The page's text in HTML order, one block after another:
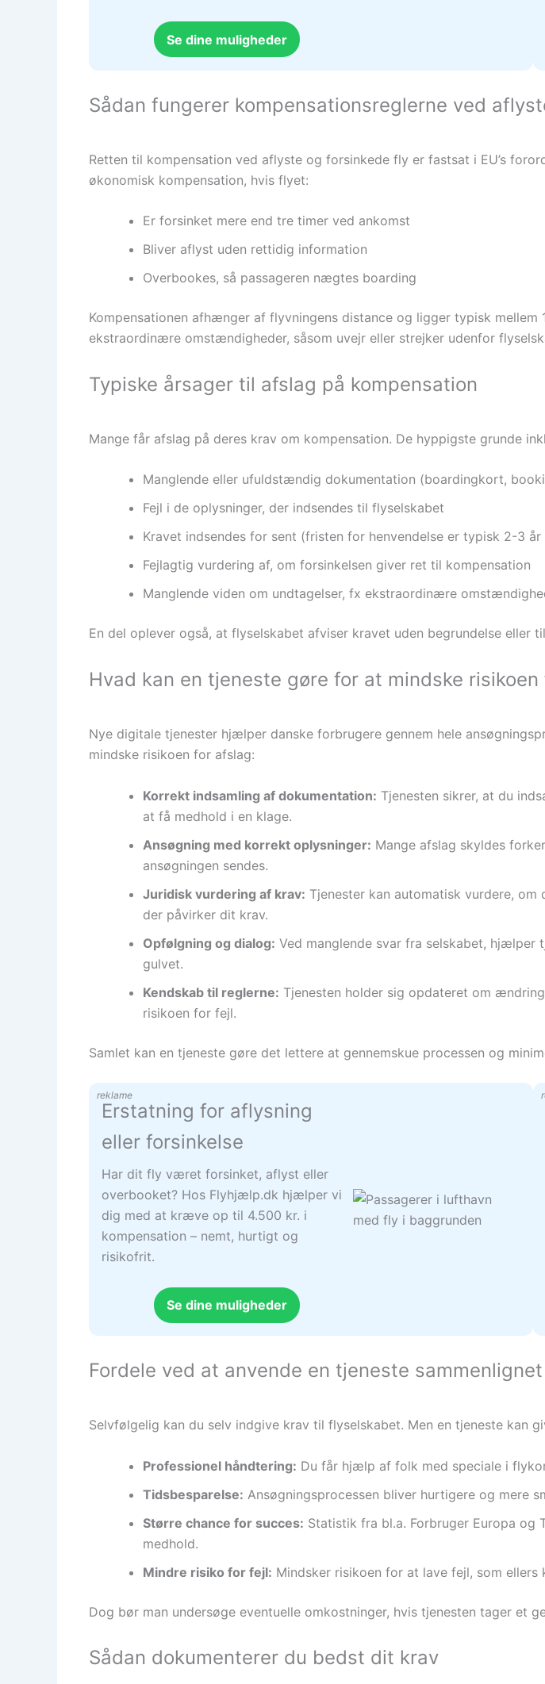
Se dine muligheder
Sådan fungerer kompensationsreglerne ved
Retten til kompensation ved aflyste og forsinkede fly er fastsat i EU’s
økonomisk kompensation, hvis flyet:
Er forsinket mere end tre timer ved ankomst
Bliver aflyst uden rettidig information
Overbookes, så passageren nægtes boarding
Kompensationen afhænger af flyvningens distance og ligger typisk
ekstraordinære omstændigheder, såsom uvejr eller strejker udenfor
Typiske årsager til afslag på kompensation
Mange får afslag på deres krav om kompensation. De hyppigste grunde
Manglende eller ufuldstændig dokumentation (boardingkort,
Fejl i de oplysninger, der indsendes til flyselskabet
Kravet indsendes for sent (fristen for henvendelse er typisk 2-3
Fejlagtig vurdering af, om forsinkelsen giver ret til kompensation
Manglende viden om undtagelser, fx ekstraordinære
En del oplever også, at flyselskabet afviser kravet uden begrundelse eller
Hvad kan en tjeneste gøre for at mindske risikoen
Nye digitale tjenester hjælper danske forbrugere gennem hele
mindske risikoen for afslag:
Korrekt indsamling af dokumentation: Tjenesten sikrer, at du
at få medhold i en klage.
Ansøgning med korrekt oplysninger: Mange afslag skyldes
ansøgningen sendes.
Juridisk vurdering af krav: Tjenester kan automatisk vurdere,
der påvirker dit krav.
Opfølgning og dialog: Ved manglende svar fra selskabet, hjælper
gulvet.
Kendskab til reglerne: Tjenesten holder sig opdateret om
risikoen for fejl.
Samlet kan en tjeneste gøre det lettere at gennemskue processen og
reklame
Erstatning for aflysning
eller forsinkelse
Har dit fly været forsinket, aflyst eller
overbooket? Hos Flyhjælp.dk hjælper vi
dig med at kræve op til 4.500 kr. i
kompensation – nemt, hurtigt og
risikofrit.
Se dine muligheder
Fordele ved at anvende en tjeneste
Selvfølgelig kan du selv indgive krav til flyselskabet. Men en tjeneste kan
Professionel håndtering: Du får hjælp af folk med speciale i
Tidsbesparelse: Ansøgningsprocessen bliver hurtigere og mere
Større chance for succes: Statistik fra bl.a. Forbruger Europa og
medhold.
Mindre risiko for fejl: Mindsker risikoen for at lave fejl, som ellers
Dog bør man undersøge eventuelle omkostninger, hvis tjenesten tager et
Sådan dokumenterer du bedst dit krav